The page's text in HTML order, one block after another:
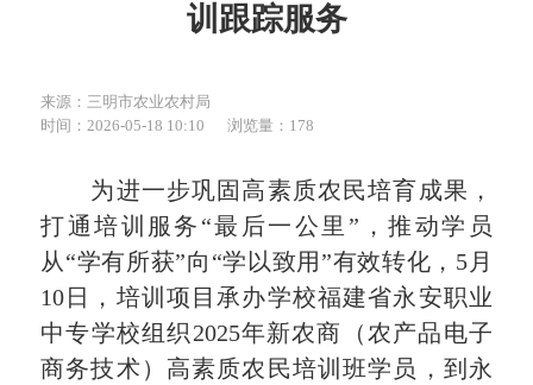
训跟踪服务
来源：三明市农业农村局
时间：2026-05-18 10:10
浏览量：178
为进一步巩固高素质农民培育成果，
打通培训服务“最后一公里”，推动学员
从“学有所获”向“学以致用”有效转化，5月
10日，培训项目承办学校福建省永安职业
中专学校组织2025年新农商（农产品电子
商务技术）高素质农民培训班学员，到永